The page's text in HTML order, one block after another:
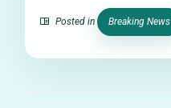
Posted in Breaking News